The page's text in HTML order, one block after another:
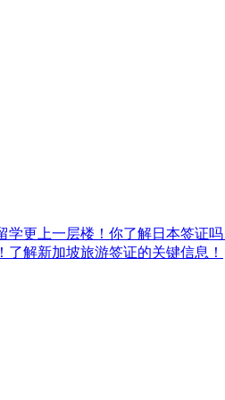
学更上一层楼！你了解日本签证
了解新加坡旅游签证的关键信息！